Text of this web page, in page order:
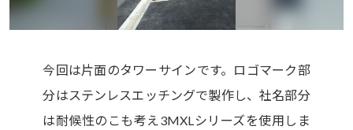
今回は片面のタワーサインです。ロゴマーク部
分はステンレスエッチングで製作し、社名部分
は耐候性のこも考え3MXLシリーズを使用しま